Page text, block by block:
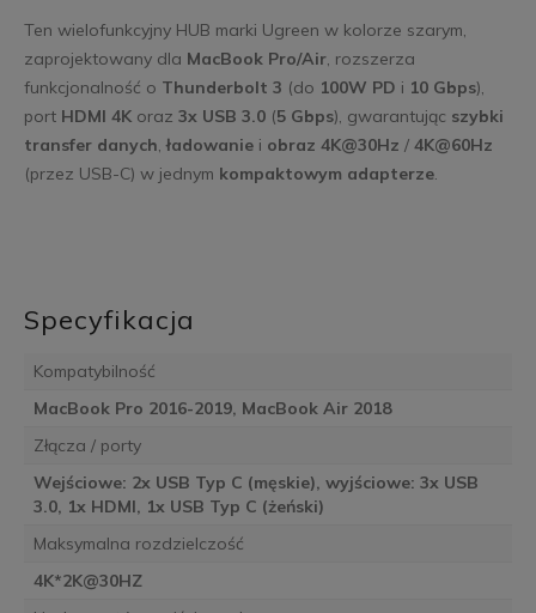
Ten wielofunkcyjny HUB marki Ugreen w kolorze szarym,
zaprojektowany dla MacBook Pro/Air, rozszerza
funkcjonalność o Thunderbolt 3 (do 100W PD i 10 Gbps),
port HDMI 4Koraz 3x USB 3.0(5 Gbps), gwarantując szybki
transfer danych,ładowaniei obraz 4K@30Hz / 4K@60Hz
(przez USB-C) w jednym kompaktowym adapterze.
Specyfikacja
Kompatybilność
MacBook Pro 2016-2019, MacBook Air 2018
Złącza / porty
Wejściowe: 2x USB Typ C (męskie), wyjściowe: 3x USB
3.0, 1x HDMI, 1x USB Typ C (żeński)
Maksymalna rozdzielczość
4K*2K@30HZ